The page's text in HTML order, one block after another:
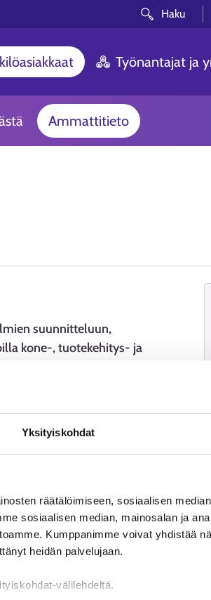
Yksityiskohdat
räätälöimiseen, sosiaalisen
sosiaalisen median, mainosalan ja
Kumppanimme voivat yhdistää
heidän palvelujaan.
välilehdeltä.
Haku
Työnantajat ja
Ammattitieto
suunnitteluun,
kone-, tuotekehitys- ja
esimerkiksi piirustusten
ja projektinhallinta.
uusien teknologioiden parissa.